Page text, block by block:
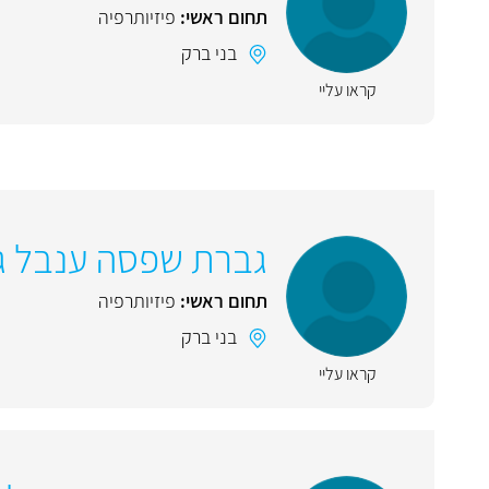
קראו עליי
תחום ראשי: פיזיותרפיה
בני ברק
קראו עליי
גברת שפסה ענבל
תחום ראשי: פיזיותרפיה
בני ברק